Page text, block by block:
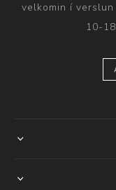
velkomin í
10-